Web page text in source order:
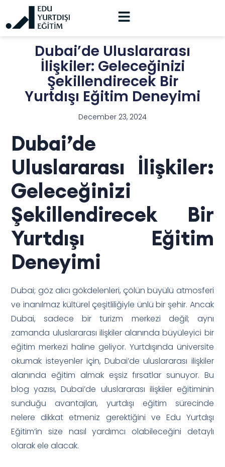
Dubai’de Uluslararası
İlişkiler: Geleceğinizi
Şekillendirecek Bir
Yurtdışı Eğitim Deneyimi
December 23, 2024
Dubai’de
Uluslararası İlişkiler:
Geleceğinizi
Şekillendirecek Bir
Yurtdışı Eğitim
Deneyimi
Dubai; göz alıcı gökdelenleri, çölün büyülü atmosferi
ve inanılmaz kültürel çeşitliliğiyle ünlü bir şehir. Ancak
Dubai, sadece bir turizm merkezi değil; aynı
zamanda uluslararası ilişkiler alanında büyüleyici bir
eğitim merkezi haline geliyor. Yurtdışında üniversite
okumak isteyenler için, Dubai’de uluslararası ilişkiler
alanında eğitim almak eşsiz fırsatlar sunuyor. Bu
blog yazısı, Dubai’de uluslararası ilişkiler eğitiminin
sunduğu avantajları, yurtdışı eğitim sürecinde
nelere dikkat etmeniz gerektiğini ve Edu Yurtdışı
Eğitim’in size nasıl yardımcı olabileceğini detaylı
olarak ele alacak.